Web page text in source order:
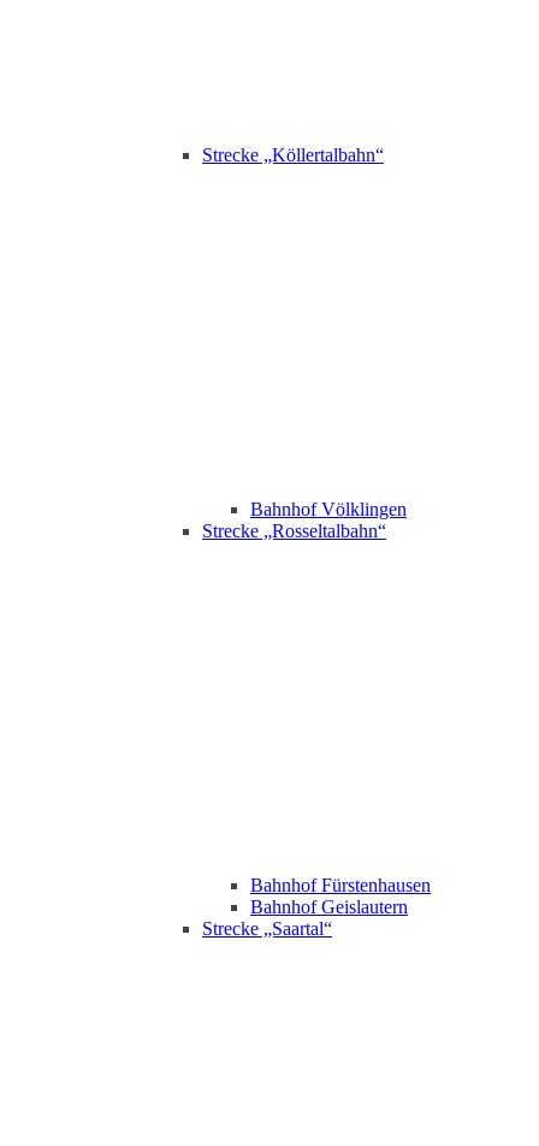
Strecke „Köllertalbahn“
Bahnhof Völklingen
Strecke „Rosseltalbahn“
Bahnhof Fürstenhausen
Bahnhof Geislautern
Strecke „Saartal“